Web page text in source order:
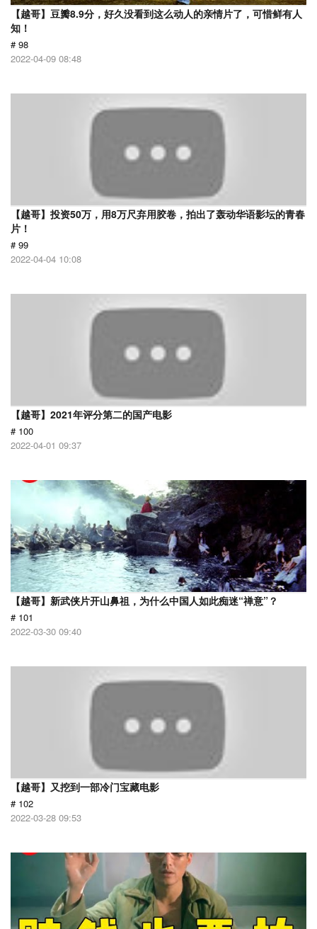
【越哥】豆瓣8.9分，好久没看到这么动人的亲情片了，可惜鲜有人
知！
# 98
2022-04-09 08:48
【越哥】投资50万，用8万尺弃用胶卷，拍出了轰动华语影坛的青春
片！
# 99
2022-04-04 10:08
【越哥】2021年评分第二的国产电影
# 100
2022-04-01 09:37
【越哥】新武侠片开山鼻祖，为什么中国人如此痴迷“禅意”？
# 101
2022-03-30 09:40
【越哥】又挖到一部冷门宝藏电影
# 102
2022-03-28 09:53